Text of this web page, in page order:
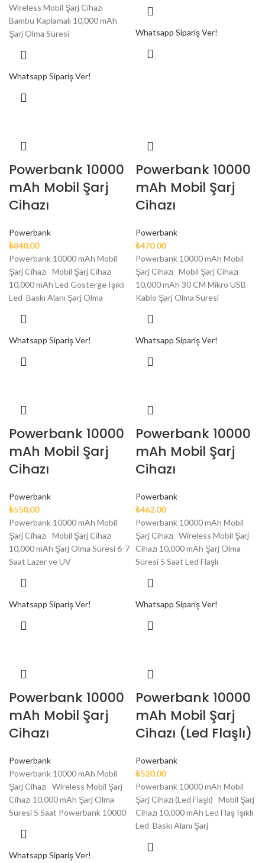
Wireless Mobil Şarj Cihazı
Bambu Kaplamalı 10,000 mAh
Şarj Olma Süresi
Whatsapp Sipariş Ver!
Whatsapp Sipariş Ver!
Powerbank 10000
mAh Mobil Şarj
Cihazı
Powerbank
₺840,00
Powerbank 10000 mAh Mobil
Şarj Cihazı Mobil Şarj Cihazı
10,000 mAh Led Gösterge Işıklı
Led Baskı Alanı Şarj Olma
Whatsapp Sipariş Ver!
Powerbank 10000
mAh Mobil Şarj
Cihazı
Powerbank
₺470,00
Powerbank 10000 mAh Mobil
Şarj Cihazı Mobil Şarj Cihazı
10,000 mAh 30 CM Mikro USB
Kablo Şarj Olma Süresi
Whatsapp Sipariş Ver!
Powerbank 10000
mAh Mobil Şarj
Cihazı
Powerbank
₺550,00
Powerbank 10000 mAh Mobil
Şarj Cihazı Mobil Şarj Cihazı
10,000 mAh Şarj Olma Süresi 6-7
Saat Lazer ve UV
Whatsapp Sipariş Ver!
Powerbank 10000
mAh Mobil Şarj
Cihazı
Powerbank
₺462,00
Powerbank 10000 mAh Mobil
Şarj Cihazı Wireless Mobil Şarj
Cihazı 10,000 mAh Şarj Olma
Süresi 5 Saat Led Flaşlı
Whatsapp Sipariş Ver!
Powerbank 10000
mAh Mobil Şarj
Cihazı
Powerbank
Powerbank 10000 mAh Mobil
Şarj Cihazı Wireless Mobil Şarj
Cihazı 10,000 mAh Şarj Olma
Süresi 5 Saat Powerbank 10000
Whatsapp Sipariş Ver!
Powerbank 10000
mAh Mobil Şarj
Cihazı (Led Flaşlı)
Powerbank
₺520,00
Powerbank 10000 mAh Mobil
Şarj Cihazı (Led Flaşlı) Mobil Şarj
Cihazı 10,000 mAh Led Flaş Işıklı
Led Baskı Alanı Şarj